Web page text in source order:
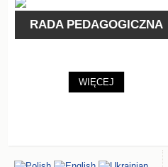
RADA PEDAGOGICZNA
WIĘCEJ